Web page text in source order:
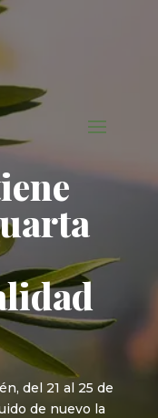
del 21 al 25 de
de nuevo la